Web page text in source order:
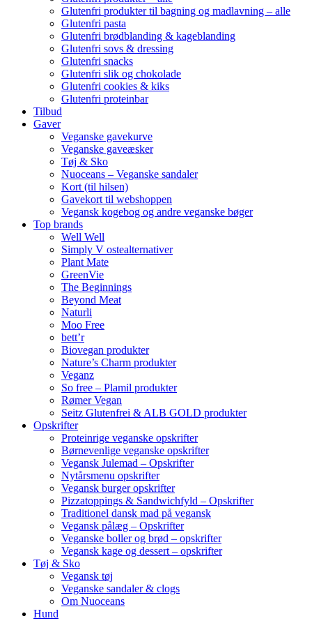
Glutenfri produkter til bagning og madlavning – alle
Glutenfri pasta
Glutenfri brødblanding & kageblanding
Glutenfri sovs & dressing
Glutenfri snacks
Glutenfri slik og chokolade
Glutenfri cookies & kiks
Glutenfri proteinbar
Tilbud
Gaver
Veganske gavekurve
Veganske gaveæsker
Tøj & Sko
Nuoceans – Veganske sandaler
Kort (til hilsen)
Gavekort til webshoppen
Vegansk kogebog og andre veganske bøger
Top brands
Well Well
Simply V ostealternativer
Plant Mate
GreenVie
The Beginnings
Beyond Meat
Naturli
Moo Free
bett’r
Biovegan produkter
Nature’s Charm produkter
Veganz
So free – Plamil produkter
Rømer Vegan
Seitz Glutenfrei & ALB GOLD produkter
Opskrifter
Proteinrige veganske opskrifter
Børnevenlige veganske opskrifter
Vegansk Julemad – Opskrifter
Nytårsmenu opskrifter
Vegansk burger opskrifter
Pizzatoppings & Sandwichfyld – Opskrifter
Traditionel dansk mad på vegansk
Vegansk pålæg – Opskrifter
Veganske boller og brød – opskrifter
Vegansk kage og dessert – opskrifter
Tøj & Sko
Vegansk tøj
Veganske sandaler & clogs
Om Nuoceans
Hund